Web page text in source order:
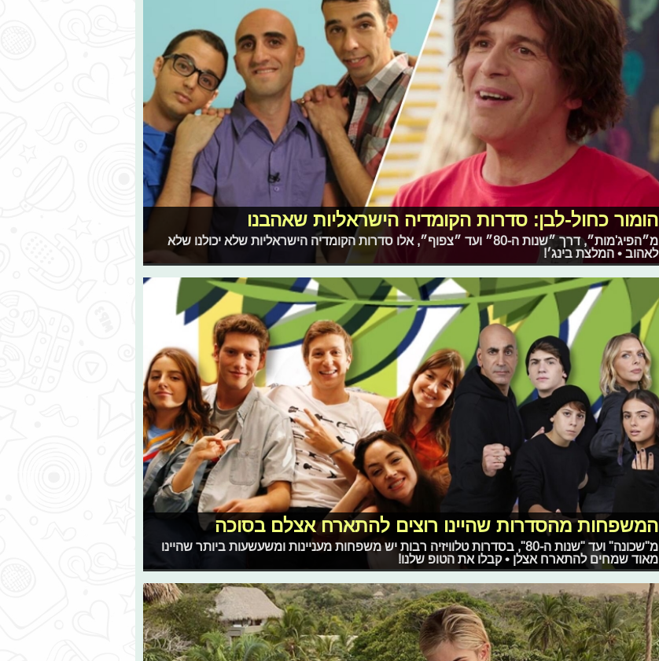
הומור כחול-לבן: סדרות הקומדיה הישראליות שאהבנו
מ״הפיג'מות״, דרך ״שנות ה-80״ ועד ״צפוף״, אלו סדרות הקומדיה הישראליות שלא יכולנו שלא
לאהוב • המלצת בינג׳!
המשפחות מהסדרות שהיינו רוצים להתארח אצלם בסוכה
מ"שכונה" ועד "שנות ה-80", בסדרות טלוויזיה רבות יש משפחות מעניינות ומשעשעות ביותר שהיינו
מאוד שמחים להתארח אצלן • קבלו את הטופ שלנו!